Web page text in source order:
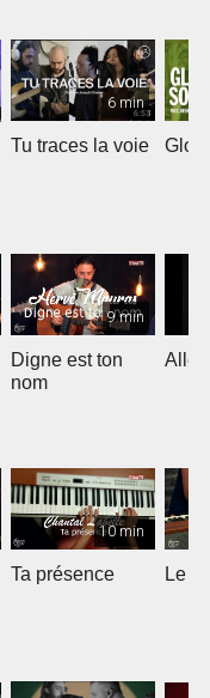
6 min
Tu traces la voie
9 min
Digne est ton
nom
10 min
Ta présence Le